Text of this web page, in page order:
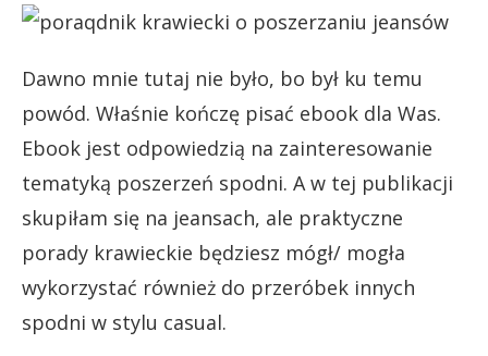
Dawno mnie tutaj nie było, bo był ku temu
powód. Właśnie kończę pisać ebook dla Was.
Ebook jest odpowiedzią na zainteresowanie
tematyką poszerzeń spodni. A w tej publikacji
skupiłam się na jeansach, ale praktyczne
porady krawieckie będziesz mógł/ mogła
wykorzystać również do przeróbek innych
spodni w stylu casual.